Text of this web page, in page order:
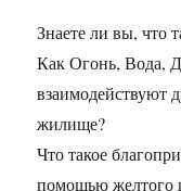
Знаете ли вы, что
Как Огонь, Вода,
взаимодействуют
жилище?
Что такое
помощью желтого